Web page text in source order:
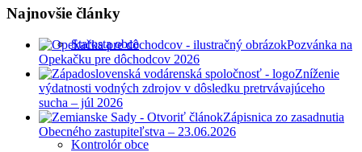
Starosta obce
Kontrolór obce
Najnovšie články
Pozvánka na
Opekačku pre dôchodcov 2026
Zníženie
výdatnosti vodných zdrojov v dôsledku pretrvávajúceho
sucha – júl 2026
Zápisnica zo zasadnutia
Obecného zastupiteľstva – 23.06.2026